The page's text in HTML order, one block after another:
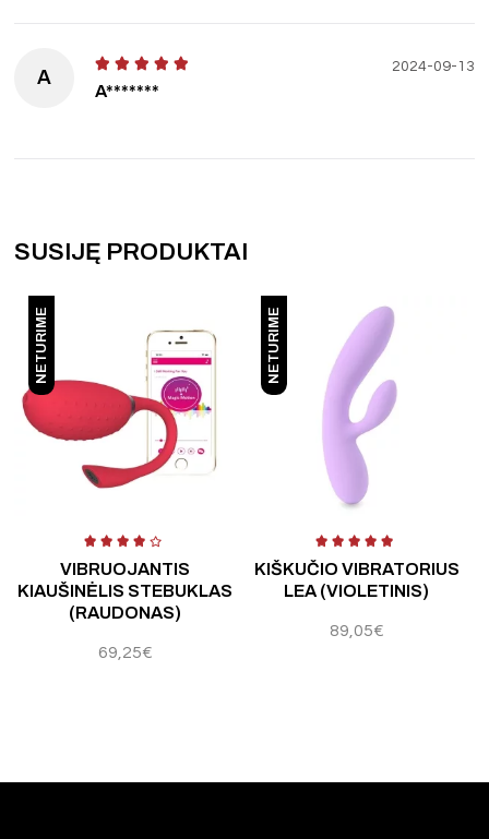
A
A*******
2024-09-13
SUSIJĘ PRODUKTAI
NETURIME
VIBRUOJANTIS
KIAUŠINĖLIS STEBUKLAS
(RAUDONAS)
69,25€
NETURIME
KIŠKUČIO VIBRATORIUS
LEA (VIOLETINIS)
89,05€
Įvertinimas:4.25 Įvertinimas:4.50